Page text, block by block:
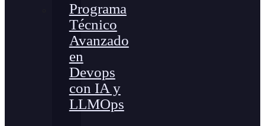
Programa
Técnico
Avanzado
en
Devops
con IA y
LLMOps